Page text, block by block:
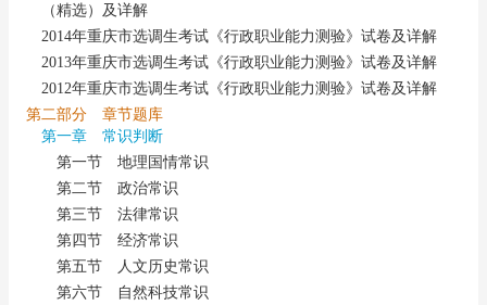
（精选）及详解
2014年重庆市选调生考试《行政职业能力测验》试卷及详解
2013年重庆市选调生考试《行政职业能力测验》试卷及详解
2012年重庆市选调生考试《行政职业能力测验》试卷及详解
第二部分 章节题库
第一章 常识判断
第一节 地理国情常识
第二节 政治常识
第三节 法律常识
第四节 经济常识
第五节 人文历史常识
第六节 自然科技常识